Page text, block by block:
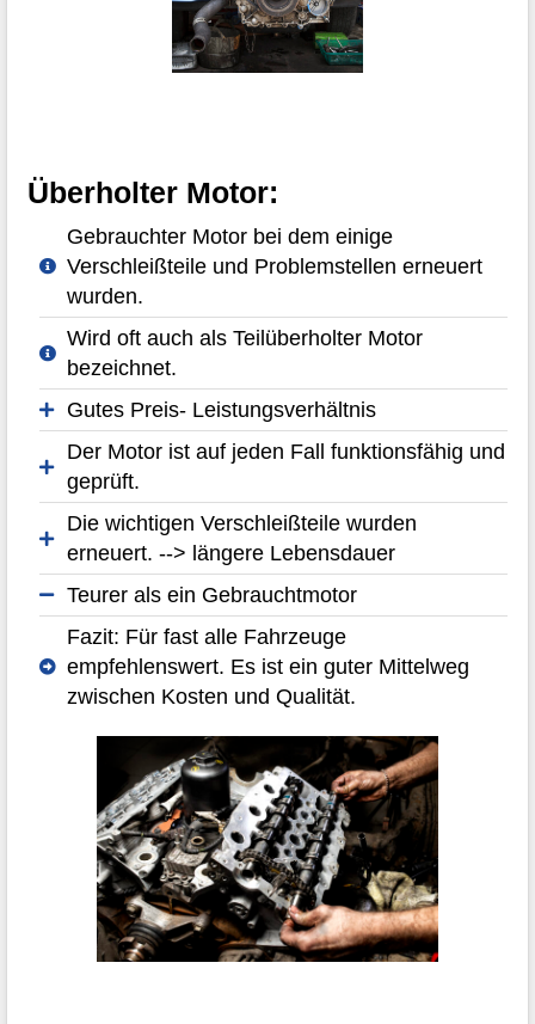
Überholter Motor:
Gebrauchter Motor bei dem einige
Verschleißteile und Problemstellen erneuert
wurden.
Wird oft auch als Teilüberholter Motor
bezeichnet.
Gutes Preis- Leistungsverhältnis
Der Motor ist auf jeden Fall funktionsfähig und
geprüft.
Die wichtigen Verschleißteile wurden
erneuert. --> längere Lebensdauer
Teurer als ein Gebrauchtmotor
Fazit: Für fast alle Fahrzeuge
empfehlenswert. Es ist ein guter Mittelweg
zwischen Kosten und Qualität.